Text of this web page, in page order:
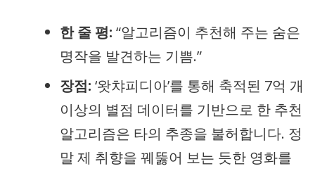
한 줄 평: “알고리즘이 추천해 주는 숨은
명작을 발견하는 기쁨.”
장점: ‘왓챠피디아’를 통해 축적된 7억 개
이상의 별점 데이터를 기반으로 한 추천
알고리즘은 타의 추종을 불허합니다. 정
말 제 취향을 꿰뚫어 보는 듯한 영화를